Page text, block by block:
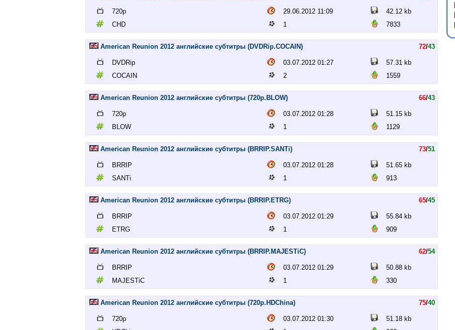
720p 29.06.2012 11:09
42.12 kb
CHD
1 7833
American Reunion 2012 английские субтитры (DVDRip.COCAIN) 72/43
DVDRip 03.07.2012 01:27
57.31 kb
COCAIN
2 1559
American Reunion 2012 английские субтитры (720p.BLOW) 66/43
720p 03.07.2012 01:28
51.15 kb
BLOW
1 1129
American Reunion 2012 английские субтитры (BRRIP.SANTi) 73/51
BRRIP 03.07.2012 01:28
51.65 kb
SANTi
1 913
American Reunion 2012 английские субтитры (BRRIP.ETRG) 65/45
BRRIP 03.07.2012 01:29
55.84 kb
ETRG
1 909
American Reunion 2012 английские субтитры (BRRIP.MAJESTiC) 62/54
BRRIP 03.07.2012 01:29
50.88 kb
MAJESTiC
1 330
American Reunion 2012 английские субтитры (720p.HDChina) 75/40
720p 03.07.2012 01:30
51.18 kb